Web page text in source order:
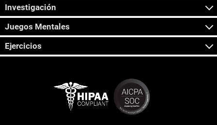
Investigación
Juegos Mentales
Ejercicios